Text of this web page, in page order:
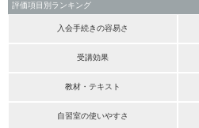
評価項目別ランキング
入会手続きの容易さ
受講効果
教材・テキスト
自習室の使いやすさ